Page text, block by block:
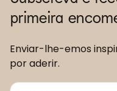
primeira
Enviar-lhe-emos
por aderir.